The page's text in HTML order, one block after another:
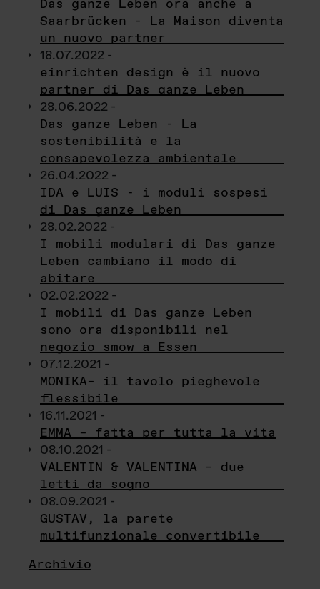
Das ganze Leben ora anche a
Saarbrücken - La Maison diventa
un nuovo partner
18.07.2022 -
einrichten design è il nuovo
partner di Das ganze Leben
28.06.2022 -
Das ganze Leben - La
sostenibilità e la
consapevolezza ambientale
26.04.2022 -
IDA e LUIS - i moduli sospesi
di Das ganze Leben
28.02.2022 -
I mobili modulari di Das ganze
Leben cambiano il modo di
abitare
02.02.2022 -
I mobili di Das ganze Leben
sono ora disponibili nel
negozio smow a Essen
07.12.2021 -
MONIKA– il tavolo pieghevole
flessibile
16.11.2021 -
EMMA – fatta per tutta la vita
08.10.2021 -
VALENTIN & VALENTINA – due
letti da sogno
08.09.2021 -
GUSTAV, la parete
multifunzionale convertibile
Archivio